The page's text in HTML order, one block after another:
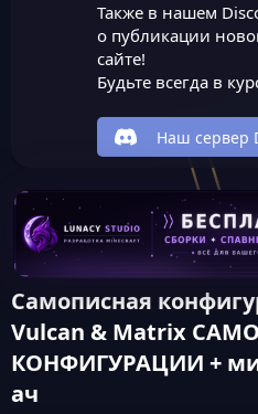
Также в нашем
о публикации
сайте!
Будьте всегда в
Наш сервер
Самописная
Vulcan & Matrix
КОНФИГУРАЦИИ +
ач